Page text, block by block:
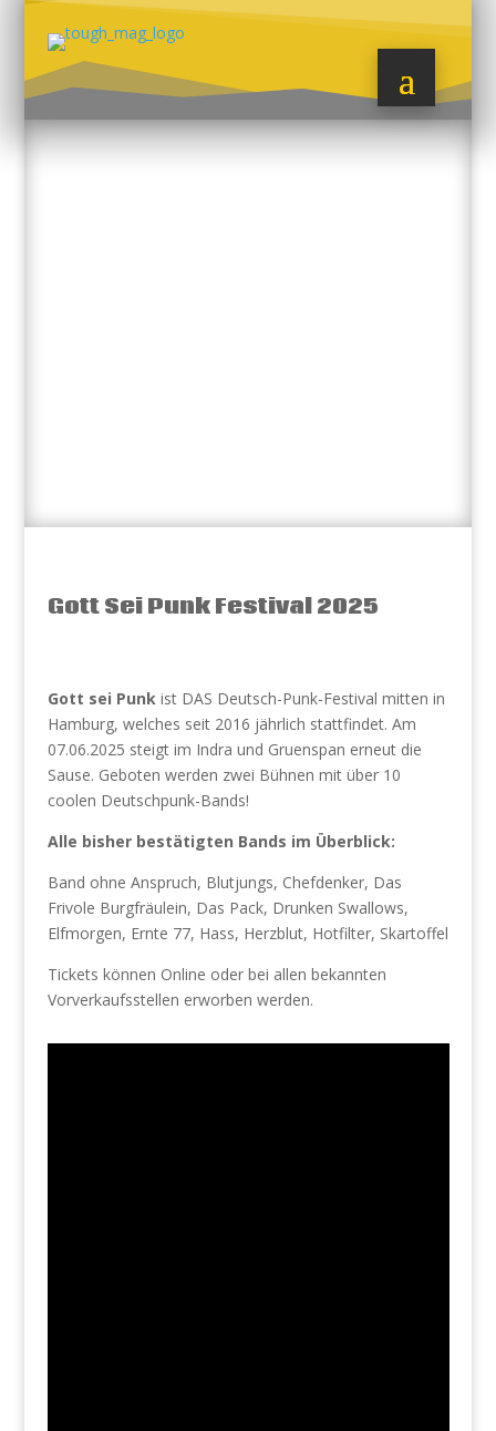
Gott Sei Punk Festival 2025
Gott sei Punkist DAS Deutsch-Punk-Festival mitten in
Hamburg, welches seit 2016 jährlich stattfindet. Am
07.06.2025 steigt im Indra und Gruenspan erneut die
Sause. Geboten werden zwei Bühnen mit über 10
coolen Deutschpunk-Bands!
Alle bisher bestätigten Bands im Überblick:
Band ohne Anspruch, Blutjungs, Chefdenker, Das
Frivole Burgfräulein, Das Pack, Drunken Swallows,
Elfmorgen, Ernte 77, Hass, Herzblut, Hotfilter, Skartoffel
Tickets können Online oder bei allen bekannten
Vorverkaufsstellen erworben werden.